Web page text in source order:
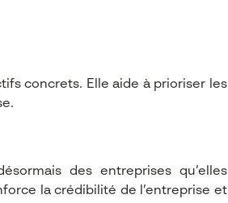
concrets. Elle aide à prioriser les
des entreprises qu’elles
la crédibilité de l’entreprise et